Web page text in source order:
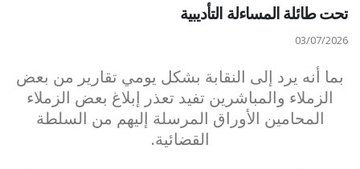
تحت طائلة المساءلة التأديبية
03/07/2026
بما أنه يرد إلى النقابة بشكل يومي تقارير من بعض
الزملاء والمباشرين تفيد تعذر إبلاغ بعض الزملاء
المحامين الأوراق المرسلة إليهم من السلطة
القضائية.